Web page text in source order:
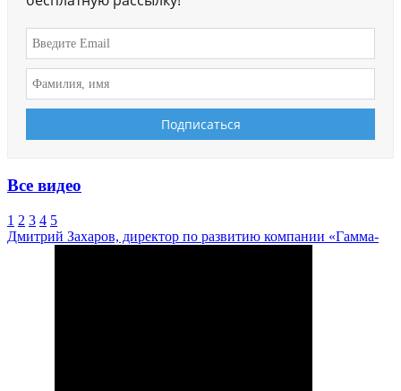
Все видео
1 2 3 4 5
Дмитрий Захаров, директор по развитию компании «Гамма-